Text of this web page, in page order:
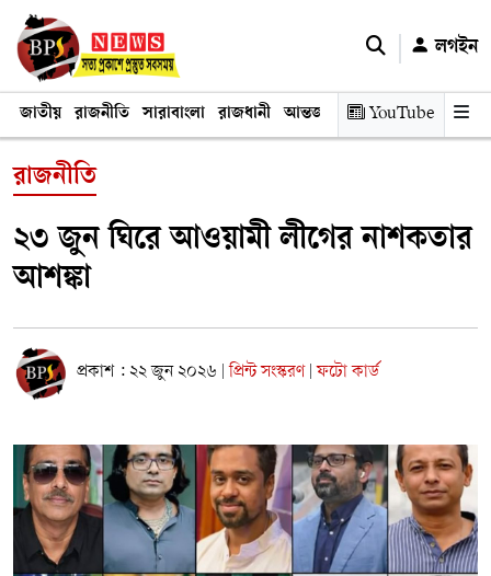
লগইন
জাতীয় রাজনীতি সারাবাংলা রাজধানী আন্তর্জাতিক অর্থনীতি তথ্য
YouTube
রাজনীতি
২৩ জুন ঘিরে আওয়ামী লীগের নাশকতার
আশঙ্কা
প্রকাশ : ২২ জুন ২০২৬ প্রিন্ট সংস্করণ ফটো কার্ড